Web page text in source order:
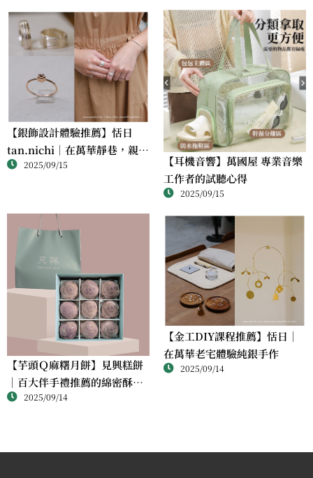
【銀飾設計體驗推薦】恬日
tan.nichi｜在萬華靜巷，親手
完成屬於自己的銀戒
2025/09/15
【耳機音響】萬國屋 專業音樂
工作者的試聽心得
2025/09/15
【芋頭Ｑ麻糬月餅】見興糕餅
｜百大伴手禮推薦的綿密酥香
新體驗2025/09/14
【金工DIY課程推薦】恬日｜
在萬華老宅體驗純銀手作
2025/09/14